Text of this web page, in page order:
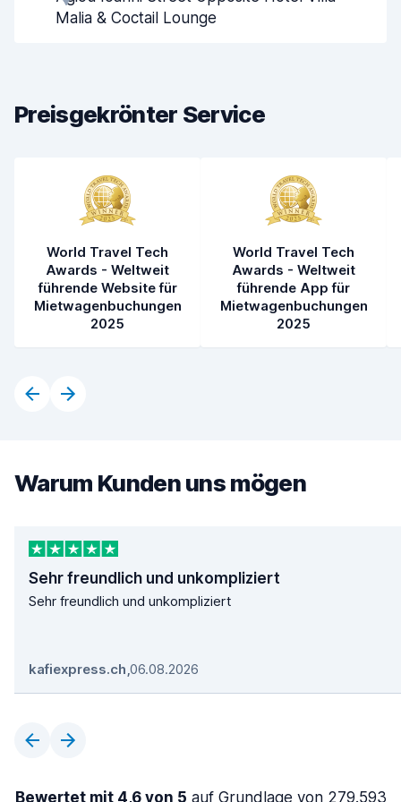
Schnelle Abholung
Zustand des Fahrzeugs
Malia & Coctail Lounge
Preisgekrönter Service
World Travel Tech
Awards - Weltweit
führende Website für
Mietwagenbuchungen
2025
World Travel Tech
Awards - Weltweit
führende App für
Mietwagenbuchungen
2025
Warum Kunden uns mögen
Sehr freundlich und unkompliziert
Sehr freundlich und unkompliziert
kafiexpress.ch,06.08.2026
Bewertet mit 4,6 von 5 auf Grundlage von 279.593